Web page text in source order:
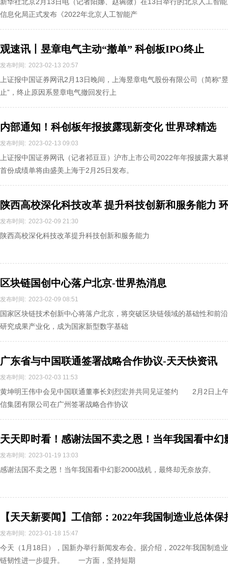
信息化局正式发布《2022年北京人工智能产
观速讯丨昱章电气主动“撤单” 科创板IPO终止
发布时间: 2023-02-13 20:57
上证报中国证券网讯2月13日晚间，上海昱章电气股份有限公司（简称“
止”，终止原因系昱章电气撤回发行上
内部通知！科创板年报披露现新变化 世界球精选
发布时间: 2023-02-13 09:03
上证报中国证券网讯（记者祁豆豆）沪市上市公司2022年年报披露大
首份成绩单将由盛美上海于2月25日发布。
陕西高校深化科技改革 提升科技创新和服务能力
发布时间: 2023-02-09 21:30
陕西高校深化科技改革提升科技创新和服务能力
区块链国创中心落户北京-世界热消息
发布时间: 2023-02-09 08:51
国家区块链技术创新中心将落户北京，将突破区块链领域的基础性和前
研究成果产业化，成为国家新型数字基础
广东省与中国联通签署战略合作协议-天天快资讯
发布时间: 2023-02-03 11:53
黄坤明王伟中会见中国联通董事长刘烈宏并共同见证签约 2月2日上
信集团有限公司在广州签署战略合作协议
天天即时看！感谢法国不卖之恩！当年我国看中幻
弃
发布时间: 2023-01-19 13:03
感谢法国不卖之恩！当年我国看中幻影2000战机，最终却无奈放弃,
【天天新要闻】工信部：2022年我国制造业总体
发布时间: 2023-01-18 15:47
今天（1月18日），国新办举行新闻发布会。据介绍，2022年我国制造
链韧性进一步提升。 一方面，坚持短期